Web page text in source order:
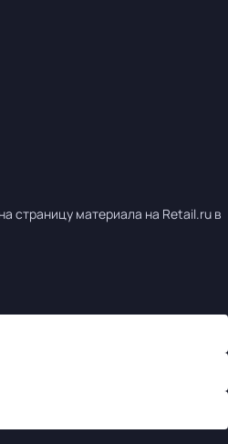
страницу материала на Retail.ru в